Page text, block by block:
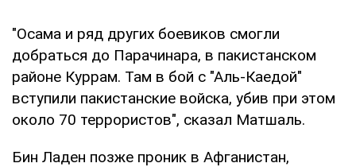
"Осама и ряд других боевиков смогли
добраться до Парачинара, в пакистанском
районе Куррам. Там в бой с "Аль-Каедой"
вступили пакистанские войска, убив при этом
около 70 террористов", сказал Матшаль.
Бин Ладен позже проник в Афганистан,